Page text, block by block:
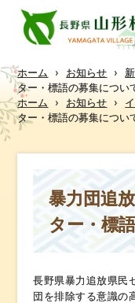
ホーム › お知らせ ›
ター・標語の募集につい
ホーム
› お知らせ ›
ター・標語の募集につい
暴力団追
ター・標
長野県暴力追放県民
団を排除する意識の